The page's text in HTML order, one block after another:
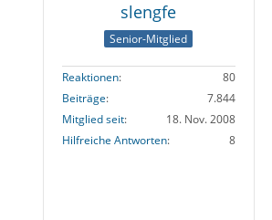
slengfe
Senior-Mitglied
Reaktionen
80
Beiträge
7.844
Mitglied seit
18. Nov. 2008
Hilfreiche Antworten
8